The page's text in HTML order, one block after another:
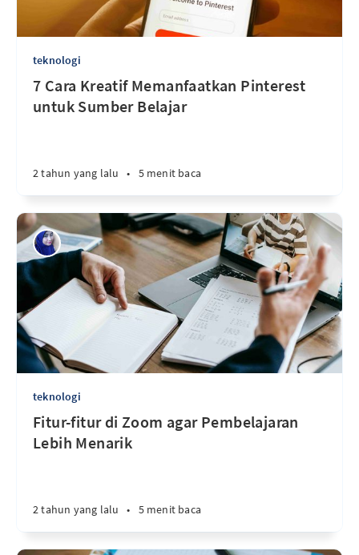
teknologi
7 Cara Kreatif Memanfaatkan Pinterest
untuk Sumber Belajar
2 tahun yang lalu • 5 menit baca
teknologi
Fitur-fitur di Zoom agar Pembelajaran
Lebih Menarik
2 tahun yang lalu • 5 menit baca